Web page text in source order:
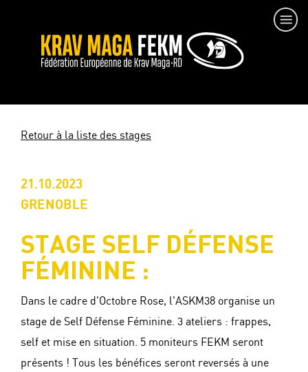
Retour à la liste des stages
21.10.2023
GRENOBLE
STAGE SELF DÉFENSE
FÉMININE :
Dans le cadre d'Octobre Rose, l'ASKM38 organise un
stage de Self Défense Féminine. 3 ateliers : frappes,
self et mise en situation. 5 moniteurs FEKM seront
présents ! Tous les bénéfices seront reversés à une